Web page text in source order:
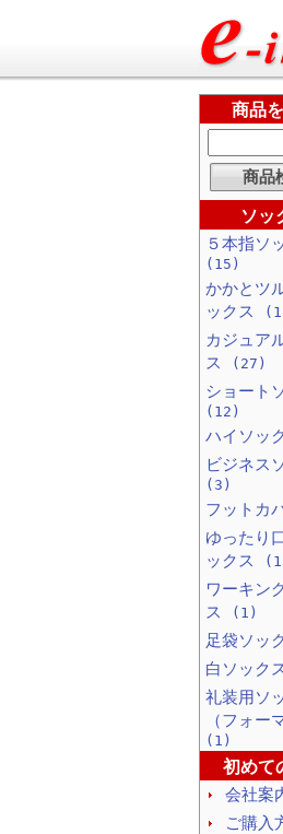
商品
ソッ
５本指ソ
(15)
かかとツ
ックス
カジュア
ス
(27)
ショート
(12)
ハイソッ
ビジネス
(3)
フットカ
ゆったり
ックス
ワーキン
ス
(1)
足袋ソッ
白ソック
礼装用ソ
（フォー
(1)
初めて
会社案
ご購入